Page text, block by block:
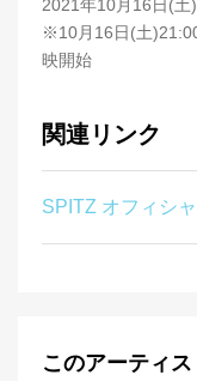
2021年10月16日(
※10月16日(土
映開始
関連リンク
SPITZ オフィシ
このアーティ